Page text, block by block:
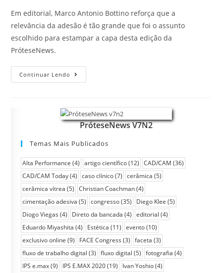
Em editorial, Marco Antonio Bottino reforça que a
relevância da adesão é tão grande que foi o assunto
escolhido para estampar a capa desta edição da
PróteseNews.
Continuar Lendo
PróteseNews V7N2
Temas Mais Publicados
Alta Performance (4) artigo científico(12) CAD/CAM (36)
CAD/CAM Today(4) caso clínico(7) cerâmica (5)
cerâmica vítrea (5) Christian Coachman(4)
cimentação adesiva (5) congresso(35) Diego Klee (5)
Diogo Viegas (4) Direto da bancada (4) editorial (4)
Eduardo Miyashita (4) Estética (11) evento(10)
exclusivo online (9) FACE Congress (3) faceta (3)
fluxo de trabalho digital (3) fluxo digital (5) fotografia (4)
IPS e.max(9) IPS E.MAX 2020(19) Ivan Yoshio(4)